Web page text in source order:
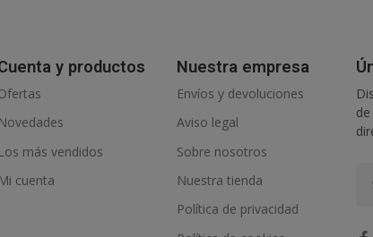
y productos
Novedades
Los más vendidos
Mi cuenta
Nuestra empresa
Envíos y devoluciones
Aviso legal
Sobre nosotros
Nuestra tienda
Política de privacidad